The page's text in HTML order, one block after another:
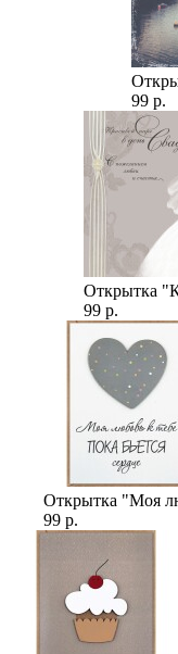
99 р.
Открытка
99 р.
Открытка "Моя
99 р.